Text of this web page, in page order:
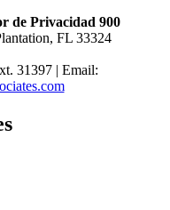
de Privacidad 900
FL 33324
31397 | Email: